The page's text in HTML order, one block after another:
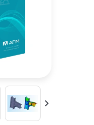
Вперед